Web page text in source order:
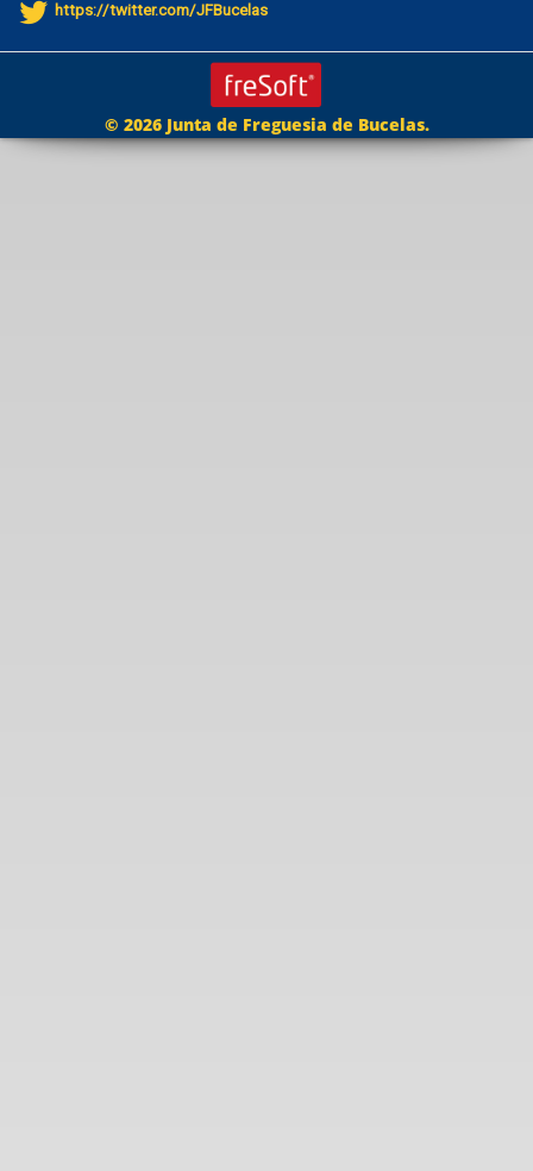
https://twitter.com/JFBucelas
© 2026 Junta de Freguesia de Bucelas.